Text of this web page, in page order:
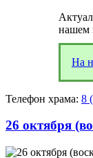
нашем
На
Телефон храма: 8
26 октября